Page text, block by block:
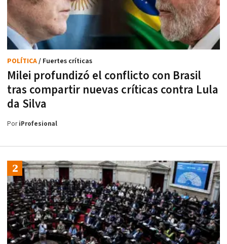
Milei profundizó el conflicto con Brasil
tras compartir nuevas críticas contra Lula
da Silva
POLÍTICA/ Fuertes críticas
PoriProfesional